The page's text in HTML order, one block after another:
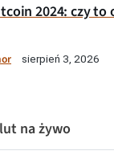
2024: czy to
sierpień 3, 2026
na żywo